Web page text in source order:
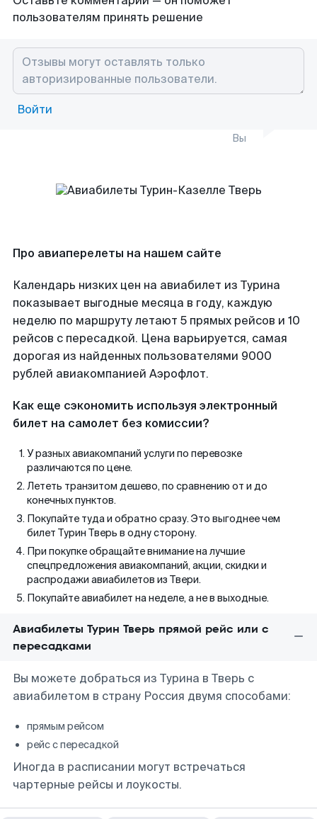
пользователям принять решение
Войти
Вы
Про авиаперелеты на нашем сайте
Календарь низких цен на авиабилет из Турина
показывает выгодные месяца в году, каждую
неделю по маршруту летают 5 прямых рейсов и 10
рейсов с пересадкой. Цена варьируется, самая
дорогая из найденных пользователями 9000
рублей авиакомпанией Аэрофлот.
Как еще сэкономить используя электронный
билет на самолет без комиссии?
У разных авиакомпаний услуги по перевозке
различаются по цене.
Лететь транзитом дешево, по сравнению от и до
конечных пунктов.
Покупайте туда и обратно сразу. Это выгоднее чем
билет Турин Тверь в одну сторону.
При покупке обращайте внимание на лучшие
спецпредложения авиакомпаний, акции, скидки и
распродажи авиабилетов из Твери.
Покупайте авиабилет на неделе, а не в выходные.
Авиабилеты Турин Тверь прямой рейс или с
пересадками
Вы можете добраться из Турина в Тверь с
авиабилетом в страну Россия двумя способами:
прямым рейсом
рейс с пересадкой
Иногда в расписании могут встречаться
чартерные рейсы и лоукосты.